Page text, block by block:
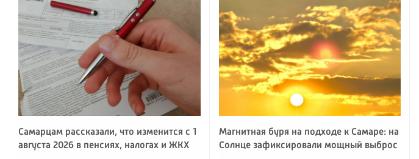
Самарцам рассказали, что изменится с 1
августа 2026 в пенсиях, налогах и ЖКХ
Магнитная буря на подходе к Самаре: на
Солнце зафиксировали мощный выброс